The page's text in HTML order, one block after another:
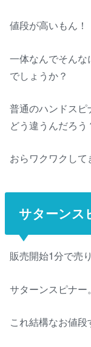
値段が高いもん！
一体なんでそんな
でしょうか？
普通のハンドスピ
どう違うんだろう
おらワクワクし
サターンス
販売開始1分で売
サターンスピナー。
これ結構なお値段